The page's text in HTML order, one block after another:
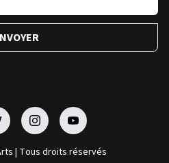
| Tous droits réservés
FacebookFacebook